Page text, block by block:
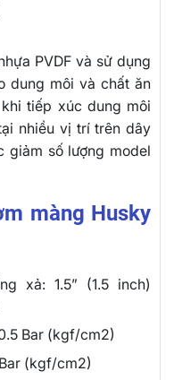
PVDF và sử dụng
dung môi và chất ăn
tiếp xúc dung môi
nhiều vị trí trên dây
giảm số lượng model
màng Husky
xả: 1.5” (1.5 inch)
Bar (kgf/cm2)
(kgf/cm2)